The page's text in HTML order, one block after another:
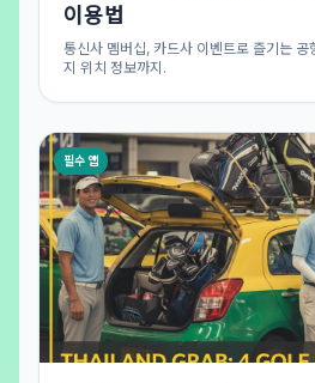
이용법
통신사 멤버십, 카드사 이벤트로 즐기는
지 위치 정보까지.
필수 앱